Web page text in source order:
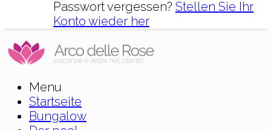
Passwort vergessen? Stellen Sie Ihr
Konto wieder her
Menu
Startseite
Bungalow